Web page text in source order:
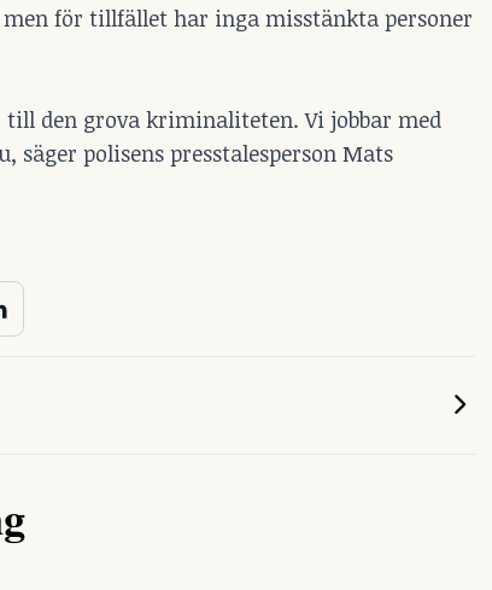
för tillfället har inga misstänkta personer
den grova kriminaliteten. Vi jobbar med
polisens presstalesperson Mats